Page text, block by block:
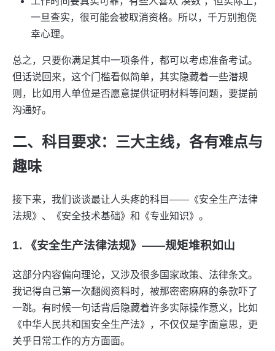
一旦查实，很可能会被取消资格。所以，千万别抱侥
幸心理。
总之，只要你满足其中一项条件，都可以考虑准备考试。
但话说回来，这个门槛看似简单，其实隐藏着一些潜规
则，比如用人单位是否愿意提供证明材料等问题，要提前
沟通好。
二、科目要求：三大主线，各有难点与
趣味
接下来，我们谈谈最让人头疼的科目——《安全生产法律
法规》、《安全技术基础》和《专业知识》。
1. 《安全生产法律法规》——规矩堆积如山
这部分内容偏向理论，又涉及很多国家政策、法律条文。
我记得自己第一次翻阅资料时，被那密密麻麻的条款吓了
一跳。有时候一句话背后隐藏着许多实际操作意义，比如
《中华人民共和国安全生产法》，不仅仅是字面意思，更
关乎日常工作的方方面面。